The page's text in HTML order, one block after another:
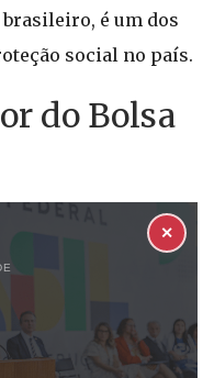
é um dos
social no país.
do Bolsa
✕